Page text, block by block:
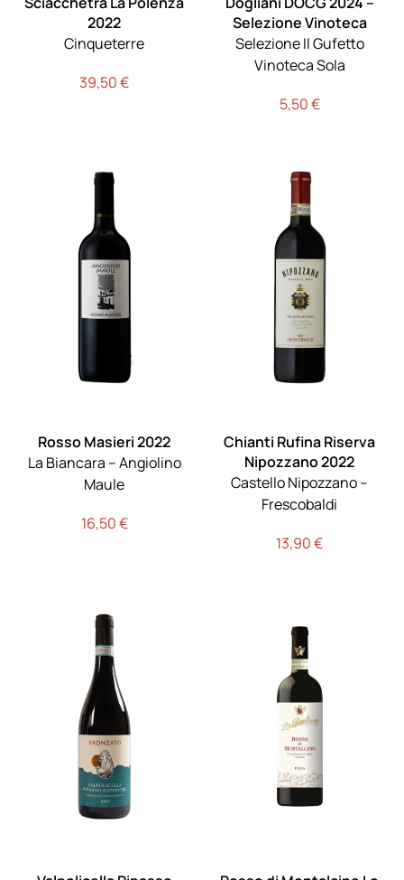
2022
Cinqueterre
39,50€
Selezione Vinoteca
Selezione Il Gufetto
Vinoteca Sola
5,50€
Rosso Masieri 2022
La Biancara – Angiolino
Maule
16,50€
Chianti Rufina Riserva
Nipozzano 2022
Castello Nipozzano –
Frescobaldi
13,90€